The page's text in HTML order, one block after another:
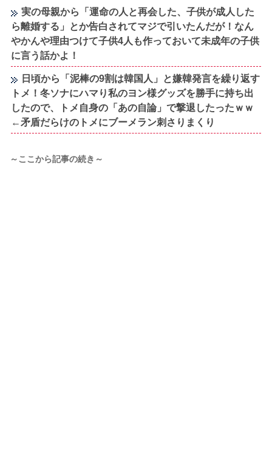
実の母親から「運命の人と再会した、子供が成人した
ら離婚する」とか告白されてマジで引いたんだが！なん
やかんや理由つけて子供4人も作っておいて未成年の子供
に言う話かよ！
日頃から「泥棒の9割は韓国人」と嫌韓発言を繰り返す
トメ！冬ソナにハマり私のヨン様グッズを勝手に持ち出
したので、トメ自身の「あの自論」で撃退したったｗｗ
←矛盾だらけのトメにブーメラン刺さりまくり
～ここから記事の続き～